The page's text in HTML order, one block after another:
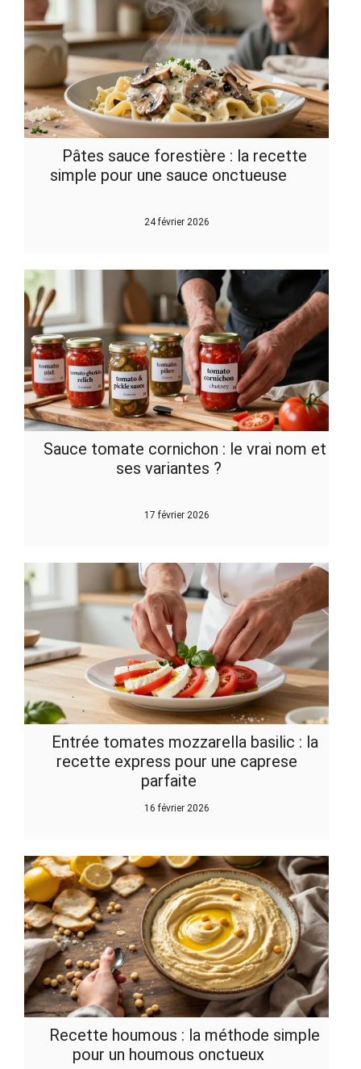
Pâtes sauce forestière : la recette
simple pour une sauce onctueuse
24 février 2026
Sauce tomate cornichon : le vrai nom et
ses variantes ?
17 février 2026
Entrée tomates mozzarella basilic : la
recette express pour une caprese
parfaite
16 février 2026
Recette houmous : la méthode simple
pour un houmous onctueux